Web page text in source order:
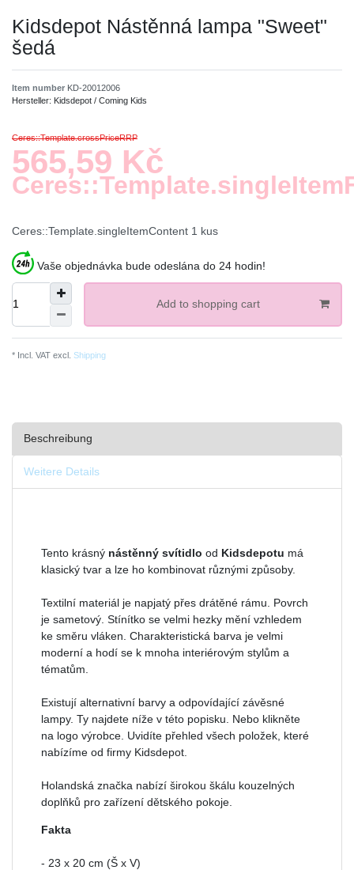
Kidsdepot Nástěnná lampa "Sweet"
šedá
Item number KD-20012006
Hersteller: Kidsdepot / Coming Kids
Ceres::Template.crossPriceRRP
565,59 Kč
Ceres::Template.singleItemContent 1 kus
Vaše objednávka bude odeslána do 24 hodin!
Add to shopping cart
* Incl. VAT excl. Shipping
Beschreibung
Weitere Details
Tento krásný nástěnný svítidlo od Kidsdepotu má
klasický tvar a lze ho kombinovat různými způsoby.
Textilní materiál je napjatý přes drátěné rámu. Povrch
je sametový. Stínítko se velmi hezky mění vzhledem
ke směru vláken. Charakteristická barva je velmi
moderní a hodí se k mnoha interiérovým stylům a
tématům.
Existují alternativní barvy a odpovídající závěsné
lampy. Ty najdete níže v této popisku. Nebo klikněte
na logo výrobce. Uvidíte přehled všech položek, které
nabízíme od firmy Kidsdepot.
Holandská značka nabízí širokou škálu kouzelných
doplňků pro zařízení dětského pokoje.
Fakta
- 23 x 20 cm (Š x V)